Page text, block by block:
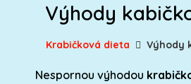
Výhody
Krabičková dieta Výhody
Nespornou výhodou